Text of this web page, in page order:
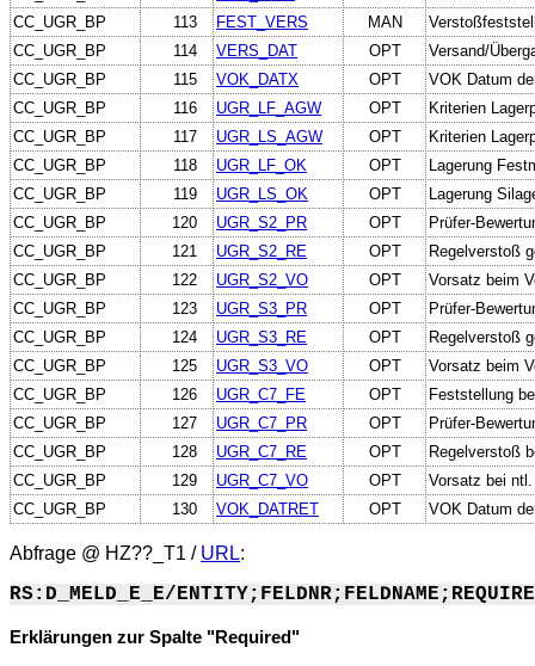
CC_UGR_BP
113 FEST_VERS MAN
CC_UGR_BP
114 VERS_DAT OPT
Versand/
CC_UGR_BP
115 VOK_DATX OPT
VOK Datum
CC_UGR_BP
116 UGR_LF_AGW OPT
Kriterien
CC_UGR_BP
117 UGR_LS_AGW OPT
Kriterien
CC_UGR_BP
118 UGR_LF_OK OPT
Lagerung
CC_UGR_BP
119 UGR_LS_OK OPT
Lagerung
CC_UGR_BP
120 UGR_S2_PR OPT
Prüfer-
CC_UGR_BP
121 UGR_S2_RE OPT
Regelverstoß
CC_UGR_BP
122 UGR_S2_VO OPT
Vorsatz beim
CC_UGR_BP
123 UGR_S3_PR OPT
Prüfer-
CC_UGR_BP
124 UGR_S3_RE OPT
Regelverstoß
CC_UGR_BP
125 UGR_S3_VO OPT
Vorsatz beim
CC_UGR_BP
126 UGR_C7_FE OPT
Feststellung
CC_UGR_BP
127 UGR_C7_PR OPT
Prüfer-
CC_UGR_BP
128 UGR_C7_RE OPT
Regelverstoß
CC_UGR_BP
129 UGR_C7_VO OPT
Vorsatz bei
CC_UGR_BP
130 VOK_DATRET OPT VOK Datum
Abfrage @ HZ??_T1 / URL:
RS:D_MELD_E_E/
Erklärungen zur Spalte "Required"